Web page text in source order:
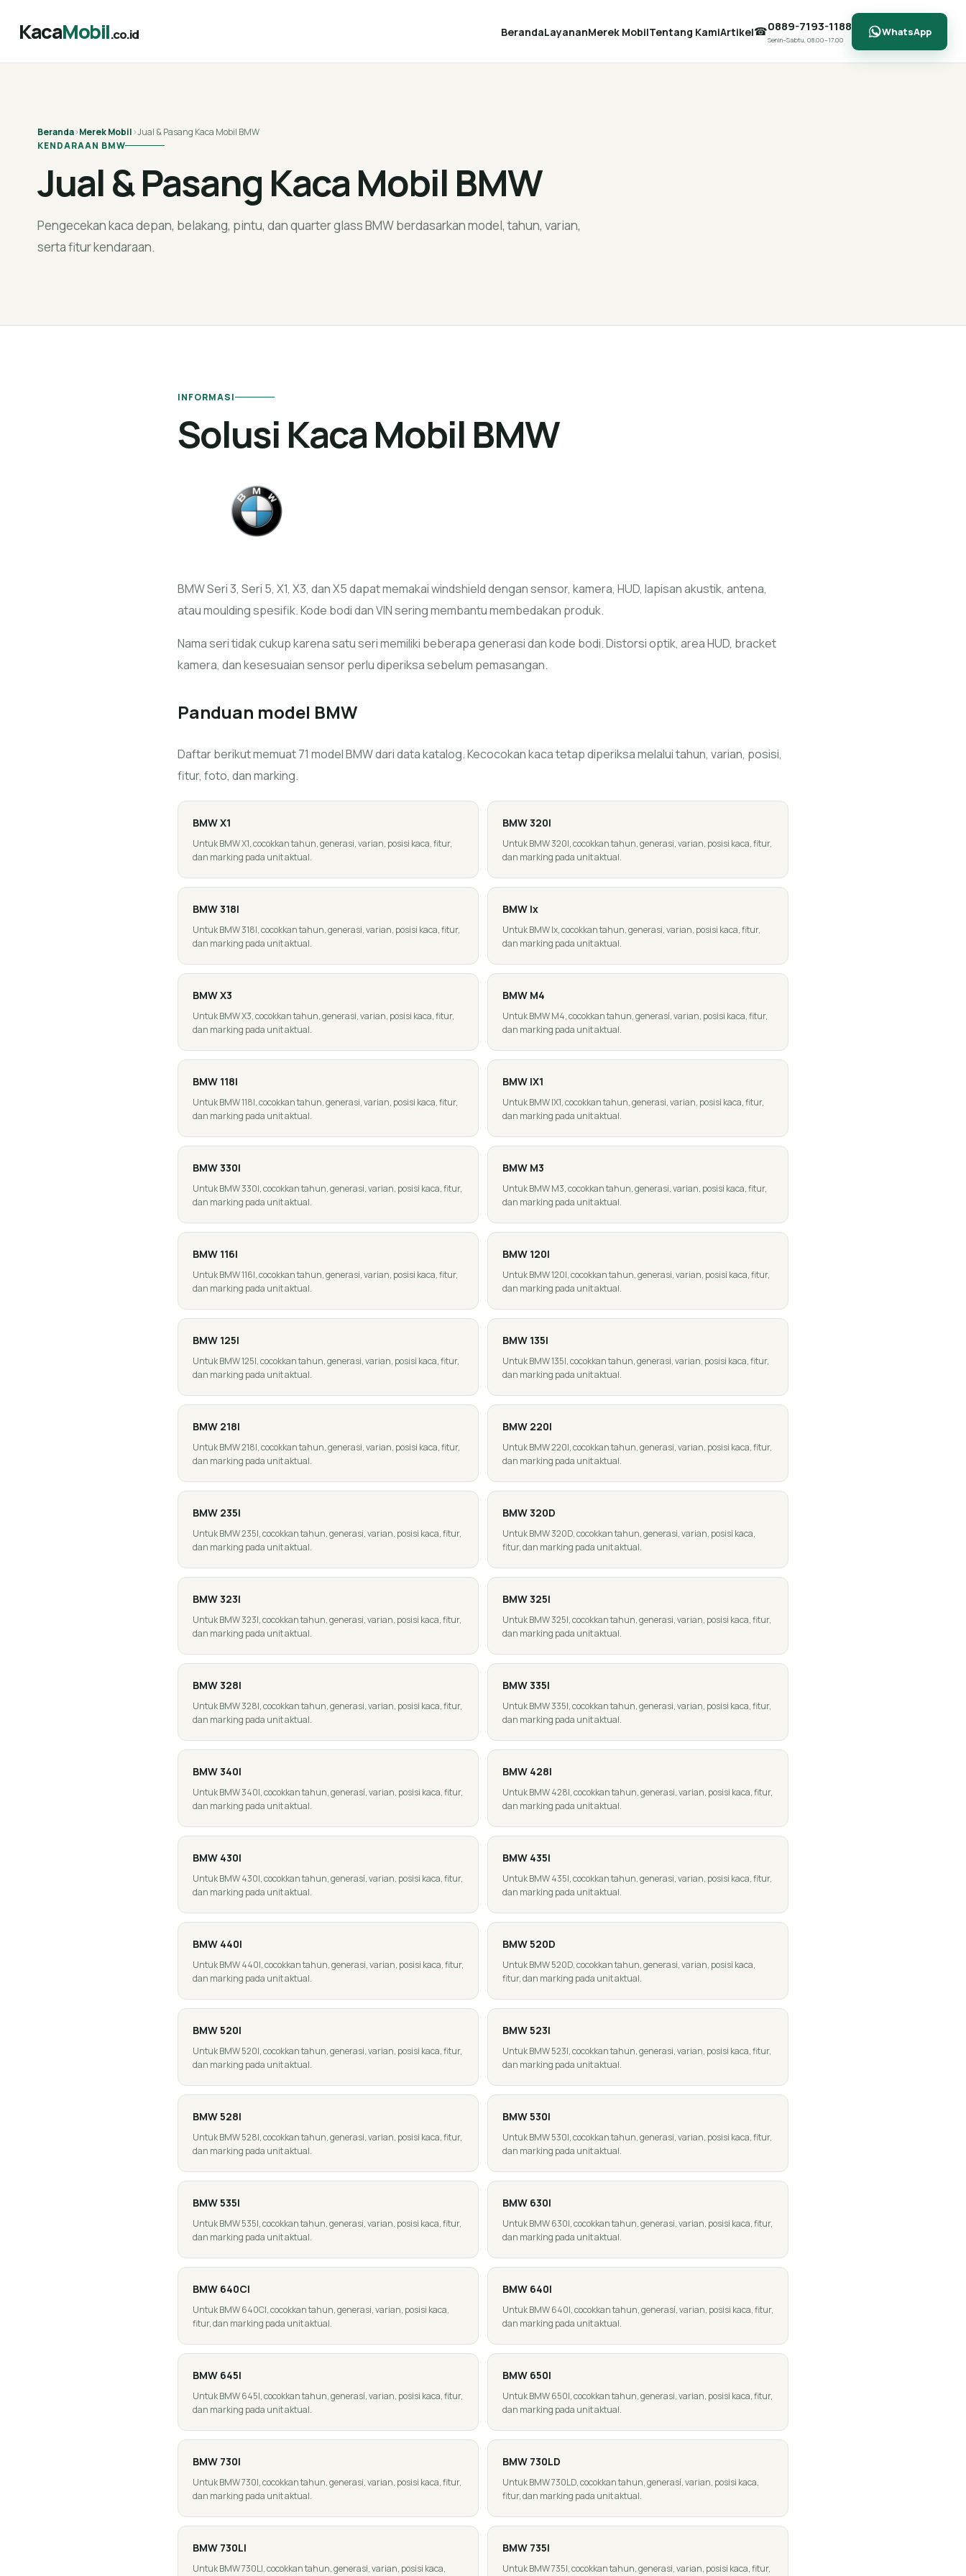
KacaMobil.co.id BerandaLayananMerek MobilTentang KamiArtikel☎0889-7193-1188
Senin–Sabtu, 08.00–17.00
WhatsApp
Beranda›Merek Mobil›Jual & Pasang Kaca Mobil BMW
KENDARAAN BMW
Jual & Pasang Kaca Mobil BMW
Pengecekan kaca depan, belakang, pintu, dan quarter glass BMW berdasarkan model, tahun, varian,
serta fitur kendaraan.
INFORMASI
Solusi Kaca Mobil BMW
BMW Seri 3, Seri 5, X1, X3, dan X5 dapat memakai windshield dengan sensor, kamera, HUD, lapisan akustik, antena,
atau moulding spesifik. Kode bodi dan VIN sering membantu membedakan produk.
Nama seri tidak cukup karena satu seri memiliki beberapa generasi dan kode bodi. Distorsi optik, area HUD, bracket
kamera, dan kesesuaian sensor perlu diperiksa sebelum pemasangan.
Panduan model BMW
Daftar berikut memuat 71 model BMW dari data katalog. Kecocokan kaca tetap diperiksa melalui tahun, varian, posisi,
fitur, foto, dan marking.
BMWX1
Untuk BMW X1, cocokkan tahun, generasi, varian, posisi kaca, fitur,
dan marking pada unit aktual.
BMW320I
Untuk BMW 320I, cocokkan tahun, generasi, varian, posisi kaca, fitur,
dan marking pada unit aktual.
BMW318I
Untuk BMW 318I, cocokkan tahun, generasi, varian, posisi kaca, fitur,
dan marking pada unit aktual.
BMW Ix
Untuk BMW Ix, cocokkan tahun, generasi, varian, posisi kaca, fitur,
dan marking pada unit aktual.
BMWX3
Untuk BMW X3, cocokkan tahun, generasi, varian, posisi kaca, fitur,
dan marking pada unit aktual.
BMW M4
Untuk BMW M4, cocokkan tahun, generasi, varian, posisi kaca, fitur,
dan marking pada unit aktual.
BMW 118I
Untuk BMW 118I, cocokkan tahun, generasi, varian, posisi kaca, fitur,
dan marking pada unit aktual.
BMW IX1
Untuk BMW IX1, cocokkan tahun, generasi, varian, posisi kaca, fitur,
dan marking pada unit aktual.
BMW330I
Untuk BMW 330I, cocokkan tahun, generasi, varian, posisi kaca, fitur,
dan marking pada unit aktual.
BMW M3
Untuk BMW M3, cocokkan tahun, generasi, varian, posisi kaca, fitur,
dan marking pada unit aktual.
BMW 116I
Untuk BMW 116I, cocokkan tahun, generasi, varian, posisi kaca, fitur,
dan marking pada unit aktual.
BMW 120I
Untuk BMW 120I, cocokkan tahun, generasi, varian, posisi kaca, fitur,
dan marking pada unit aktual.
BMW 125I
Untuk BMW 125I, cocokkan tahun, generasi, varian, posisi kaca, fitur,
dan marking pada unit aktual.
BMW 135I
Untuk BMW 135I, cocokkan tahun, generasi, varian, posisi kaca, fitur,
dan marking pada unit aktual.
BMW 218I
Untuk BMW 218I, cocokkan tahun, generasi, varian, posisi kaca, fitur,
dan marking pada unit aktual.
BMW 220I
Untuk BMW 220I, cocokkan tahun, generasi, varian, posisi kaca, fitur,
dan marking pada unit aktual.
BMW 235I
Untuk BMW 235I, cocokkan tahun, generasi, varian, posisi kaca, fitur,
dan marking pada unit aktual.
BMW320D
Untuk BMW 320D, cocokkan tahun, generasi, varian, posisi kaca,
fitur, dan marking pada unit aktual.
BMW323I
Untuk BMW 323I, cocokkan tahun, generasi, varian, posisi kaca, fitur,
dan marking pada unit aktual.
BMW325I
Untuk BMW 325I, cocokkan tahun, generasi, varian, posisi kaca, fitur,
dan marking pada unit aktual.
BMW328I
Untuk BMW 328I, cocokkan tahun, generasi, varian, posisi kaca, fitur,
dan marking pada unit aktual.
BMW335I
Untuk BMW 335I, cocokkan tahun, generasi, varian, posisi kaca, fitur,
dan marking pada unit aktual.
BMW340I
Untuk BMW 340I, cocokkan tahun, generasi, varian, posisi kaca, fitur,
dan marking pada unit aktual.
BMW 428I
Untuk BMW 428I, cocokkan tahun, generasi, varian, posisi kaca, fitur,
dan marking pada unit aktual.
BMW 430I
Untuk BMW 430I, cocokkan tahun, generasi, varian, posisi kaca, fitur,
dan marking pada unit aktual.
BMW 435I
Untuk BMW 435I, cocokkan tahun, generasi, varian, posisi kaca, fitur,
dan marking pada unit aktual.
BMW 440I
Untuk BMW 440I, cocokkan tahun, generasi, varian, posisi kaca, fitur,
dan marking pada unit aktual.
BMW520D
Untuk BMW 520D, cocokkan tahun, generasi, varian, posisi kaca,
fitur, dan marking pada unit aktual.
BMW520I
Untuk BMW 520I, cocokkan tahun, generasi, varian, posisi kaca, fitur,
dan marking pada unit aktual.
BMW523I
Untuk BMW 523I, cocokkan tahun, generasi, varian, posisi kaca, fitur,
dan marking pada unit aktual.
BMW528I
Untuk BMW 528I, cocokkan tahun, generasi, varian, posisi kaca, fitur,
dan marking pada unit aktual.
BMW530I
Untuk BMW 530I, cocokkan tahun, generasi, varian, posisi kaca, fitur,
dan marking pada unit aktual.
BMW535I
Untuk BMW 535I, cocokkan tahun, generasi, varian, posisi kaca, fitur,
dan marking pada unit aktual.
BMW 630I
Untuk BMW 630I, cocokkan tahun, generasi, varian, posisi kaca, fitur,
dan marking pada unit aktual.
BMW 640CI
Untuk BMW 640CI, cocokkan tahun, generasi, varian, posisi kaca,
fitur, dan marking pada unit aktual.
BMW 640I
Untuk BMW 640I, cocokkan tahun, generasi, varian, posisi kaca, fitur,
dan marking pada unit aktual.
BMW 645I
Untuk BMW 645I, cocokkan tahun, generasi, varian, posisi kaca, fitur,
dan marking pada unit aktual.
BMW 650I
Untuk BMW 650I, cocokkan tahun, generasi, varian, posisi kaca, fitur,
dan marking pada unit aktual.
BMW 730I
Untuk BMW 730I, cocokkan tahun, generasi, varian, posisi kaca, fitur,
dan marking pada unit aktual.
BMW 730LD
Untuk BMW 730LD, cocokkan tahun, generasi, varian, posisi kaca,
fitur, dan marking pada unit aktual.
BMW 730LI
Untuk BMW 730LI, cocokkan tahun, generasi, varian, posisi kaca,
BMW 735I
Untuk BMW 735I, cocokkan tahun, generasi, varian, posisi kaca, fitur,